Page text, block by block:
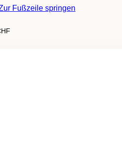
Fußzeile springen